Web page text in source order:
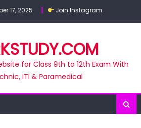
17, 2025 Join Instagram
for Class 9th to 12th Exam With
ITI & Paramedical